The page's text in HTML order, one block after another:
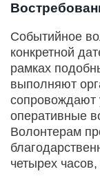
Событийное
конкретной
рамках
выполняют
сопровождают
оперативные
Волонтерам
четырех